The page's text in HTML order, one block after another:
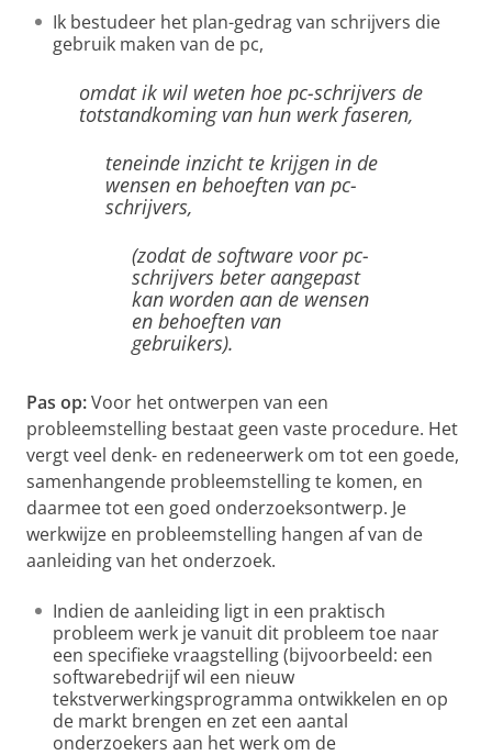
Ik bestudeer het plan-gedrag van schrijvers die
gebruik maken van de pc,
omdat ik wil weten hoe pc-schrijvers de
totstandkoming van hun werk faseren,
teneinde inzicht te krijgen in de
wensen en behoeften van pc-
schrijvers,
(zodat de software voor pc-
schrijvers beter aangepast
kan worden aan de wensen
en behoeften van
gebruikers).
Pas op:Voor het ontwerpen van een
probleemstelling bestaat geen vaste procedure. Het
vergt veel denk- en redeneerwerk om tot een goede,
samenhangende probleemstelling te komen, en
daarmee tot een goed onderzoeksontwerp. Je
werkwijze en probleemstelling hangen af van de
aanleiding van het onderzoek.
Indien de aanleiding ligt in een praktisch
probleem werk je vanuit dit probleem toe naar
een specifieke vraagstelling (bijvoorbeeld: een
softwarebedrijf wil een nieuw
tekstverwerkingsprogramma ontwikkelen en op
de markt brengen en zet een aantal
onderzoekers aan het werk om de